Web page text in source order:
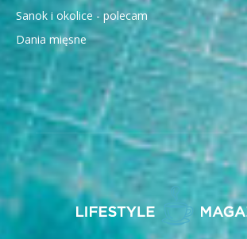
Sanok i okolice - polecam
Dania mięsne